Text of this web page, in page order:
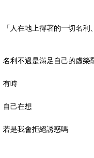
「人在地上得著的一切名
名利不過是滿足自己的虛榮
有時
自己在想
若是我會拒絕誘惑嗎